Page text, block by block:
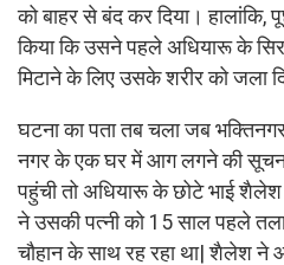
को बाहर से बंद कर दिया। हालांकि,
किया कि उसने पहले अधियारू के
मिटाने के लिए उसके शरीर को जला
घटना का पता तब चला जब
नगर के एक घर में आग लगने की
पहुंची तो अधियारू के छोटे भाई
ने उसकी पत्नी को 15 साल पहले
चौहान के साथ रह रहा था| शैलेश ने